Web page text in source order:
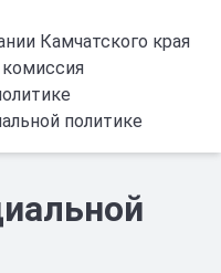
Камчатского края
политике